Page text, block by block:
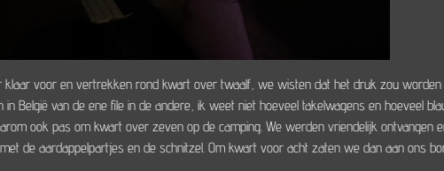
klaar voor en vertrekken rond kwart over twaalf, we wisten dat het druk zou
in België van de ene file in de andere, ik weet niet hoeveel takelwagens en hoeveel
ook pas om kwart over zeven op de camping. We werden vriendelijk
de aardappelpartjes en de schnitzel. Om kwart voor acht zaten we dan aan ons